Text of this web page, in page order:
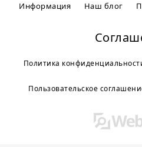
Информация Наш блог
Политика
Пользовательское